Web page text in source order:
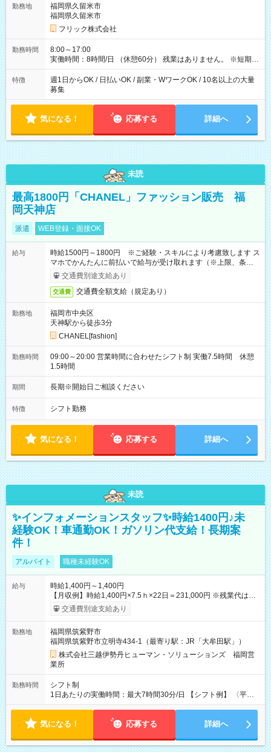
勤務地
福岡県久留米市
福岡県久留米市
フリック株式会社
勤務時間
8:00～17:00
実働時間：8時間/日 （休憩60分） 残業はありません。 ※短期の
募集は行っておりません。予めご了承くださいませ。
特徴
週1日からOK / 日払いOK / 副業・WワークOK / 10名以上の大量
募集
気になる！ 応募する 詳細へ
未読
最高1800円「CHANEL」ファッション販売 福
岡天神店
派遣 WEB登録・面接OK
給与
時給1500円～1800円 ※ご経験・スキルにより考慮致します ス
マホでかんたんに前払いで給与が受け取れます（※上限、条件
あり）交通費別途支給あり
交通費 交通費全額支給（規定あり）
勤務地
福岡市中央区
天神駅から徒歩3分
CHANEL[fashion]
勤務時間
09:00～20:00 営業時間に合わせたシフト制 実働7.5時間 休憩
1.5時間
期間 長期※開始日ご相談ください
特徴 シフト勤務
気になる！ 応募する 詳細へ
未読
✨インフォメーションスタッフ✨時給1400円♪未
経験OK！車通勤OK！ガソリン代支給！長期案
件！
アルバイト 職種未経験OK
給与
時給1,400円～1,400円
【月収例】時給1,400円×7.5ｈ×22日＝231,000円 ※残業代は別
途全額支給します。 【試用期間】試用期間なし
交通費別途支給あり
勤務地
福岡県筑紫野市
福岡県筑紫野市立明寺434-1（最寄り駅：JR「大牟田駅」）
株式会社三越伊勢丹ヒューマン・ソリューションズ 福岡営
業所
勤務時間
シフト制
1日あたりの実働時間：最大7時間30分/日 【シフト例】 〈平
日〉9:30～18:30／12:30～21:30 休憩90分 実働7.5時間 〈土
20:00 休憩90分 実働7.5時間
気になる！ 応募する 詳細へ